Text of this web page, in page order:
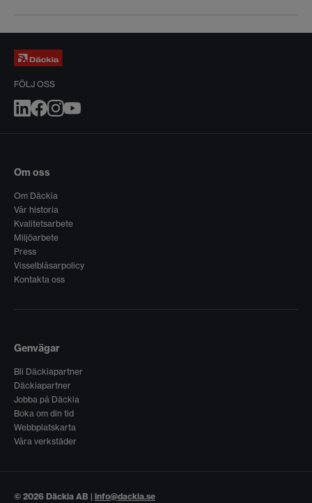
FÖLJ OSS
Om oss
Om Däckia
Vår historia
Kvalitetsarbete
Miljöarbete
Press
Visselblåsarpolicy
Kontakta oss
Genvägar
Bli Däckiapartner
Däckiapartner
Jobba på Däckia
Boka om din tid
Webbplatskarta
Våra verkstäder
© 2026 Däckia AB | info@dackia.se